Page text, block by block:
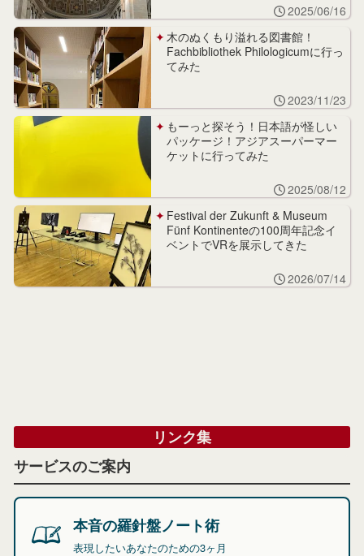
2025/06/16
木のぬくもり溢れる図書館！
Fachbibliothek Philologicumに行っ
てみた
2023/11/23
もーっと探そう！日本語が怪しい
パッケージ！アジアスーパーマー
ケットに行ってみた
2025/08/12
Festival der Zukunft & Museum
Fünf Kontinenteの100周年記念イ
ベントでVRを展示してきた
2026/07/14
リンク集
サービスのご案内
本音の羅針盤ノート術
表現したいあなたのための3ヶ月